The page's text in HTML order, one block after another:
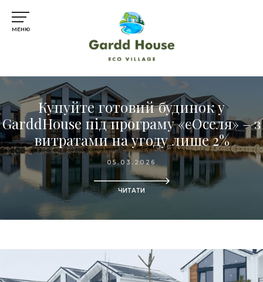
МЕНЮ
Купуйте готовий будинок у
GarddHouse під програму «єОселя» – з
витратами на угоду лише 2%
05.03.2026
ЧИТАТИ